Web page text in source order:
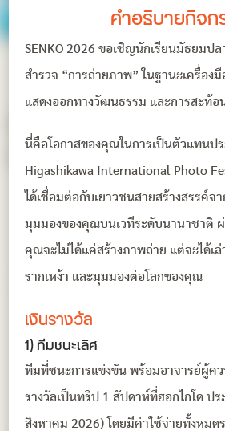
คำอธิบายกิจก
SENKO 2026 ขอเชิญนักเรียนมัธยมปล
สำรวจ “การถ่ายภาพ” ในฐานะเครื่องมื
แสดงออกทางวัฒนธรรม และการสะท้อ
นี่คือโอกาสของคุณในการเป็นตัวแทนปร
Higashikawa International Photo
ได้เชื่อมต่อกับเยาวชนสายสร้างสรรค์จ
มุมมองของคุณบนเวทีระดับนานาชาติ
คุณจะไม่ได้แค่สร้างภาพถ่าย แต่จะได้เ
รากเหง้า และมุมมองต่อโลกของคุณ
เงินรางวัล
1) ทีมชนะเลิศ
ทีมที่ชนะการแข่งขัน พร้อมอาจารย์ผู้ค
รางวัลเป็นทริป 1 สัปดาห์ที่ฮอกไกโด ป
สิงหาคม 2026) โดยมีค่าใช้จ่ายทั้งหมด